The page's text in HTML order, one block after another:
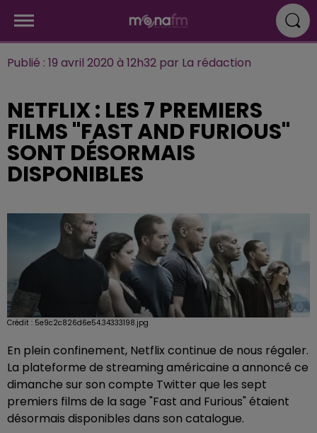
Publié : 19 avril 2020 à 12h32 par La rédaction
NETFLIX : LES 7 PREMIERS
FILMS "FAST AND FURIOUS"
SONT DÉSORMAIS
DISPONIBLES
Crédit : 5e9c2c826d6e54.34333198.jpg
En plein confinement, Netflix continue de nous régaler.
La plateforme de streaming américaine a annoncé ce
dimanche sur son compte Twitter que les sept
premiers films de la sage "Fast and Furious" étaient
désormais disponibles dans son catalogue.